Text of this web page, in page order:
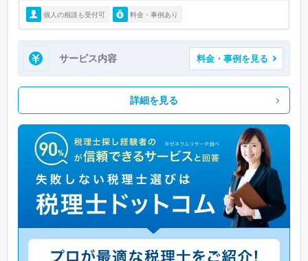
個人の相談も受付可 料金・事例あり
サービス内容 料金・事例を見る
詳細を見る